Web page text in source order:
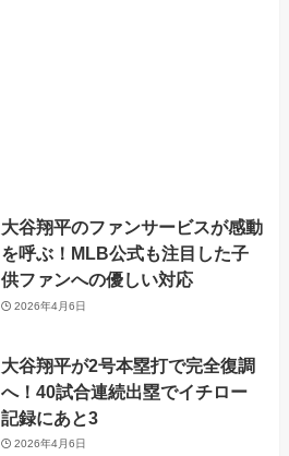
大谷翔平のファンサービスが感動
を呼ぶ！MLB公式も注目した子
供ファンへの優しい対応
2026年4月6日
大谷翔平が2号本塁打で完全復調
へ！40試合連続出塁でイチロー
記録にあと3
2026年4月6日